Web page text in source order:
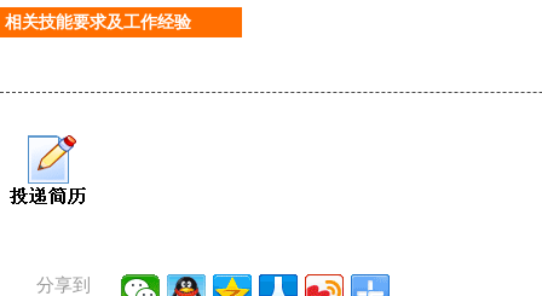
相关技能要求及工作经验
分享到